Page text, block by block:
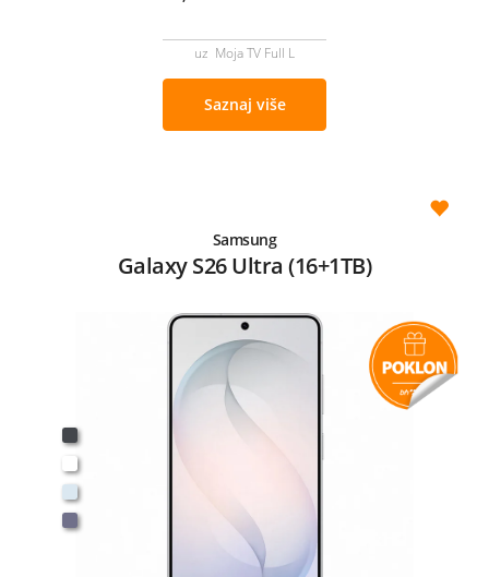
uz Moja TV Full L
Saznaj više
Samsung
Galaxy S26 Ultra (16+1TB)